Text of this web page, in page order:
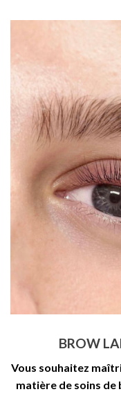
BROW
Vous souhaitez
matière de soins